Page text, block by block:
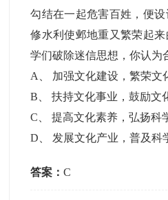
勾结在一起危害百姓，便
修水利使邺地重又繁荣起
学们破除迷信思想，你认为
A
加强文化建设，繁荣文
B 、扶持文化事业，鼓励文
C 、提高文化素养，弘扬科
D
发展文化产业，普及科
答案：C